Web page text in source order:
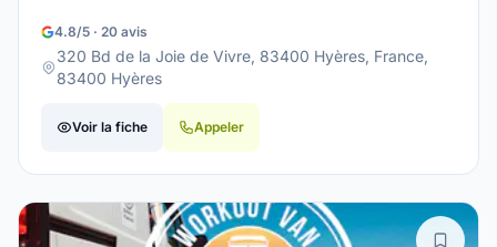
4.8/5 · 20 avis
320 Bd de la Joie de Vivre, 83400 Hyères, France,
83400 Hyères
Voir la fiche Appeler